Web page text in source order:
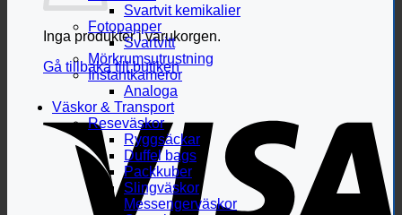
Inga produkter i varukorgen.
Gå tillbaka till butiken
Svartvit kemikalier
Fotopapper
Svartvitt
Mörkrumsutrustning
Instantkameror
Analoga
Väskor & Transport
Reseväskor
Ryggsäckar
Duffel bags
Packkuber
Slingväskor
Messengerväskor